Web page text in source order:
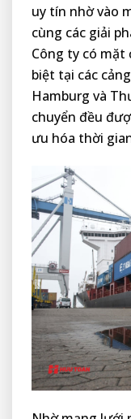
uy tín nhờ vào
cùng các giải
Công ty có
biệt tại các
Hamburg và
chuyển đều
ưu hóa thời